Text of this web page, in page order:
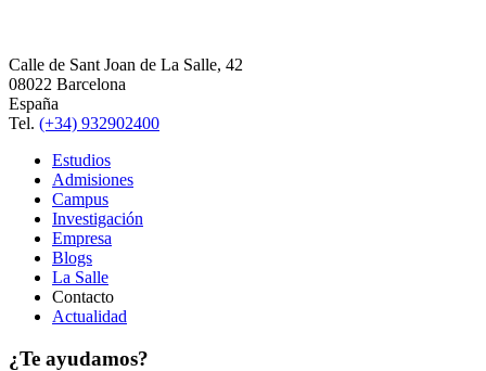
Calle de Sant Joan de La Salle, 42
08022 Barcelona
España
Tel. (+34) 932902400
Estudios
Admisiones
Campus
Investigación
Empresa
Blogs
La Salle
Contacto
Actualidad
¿Te ayudamos?